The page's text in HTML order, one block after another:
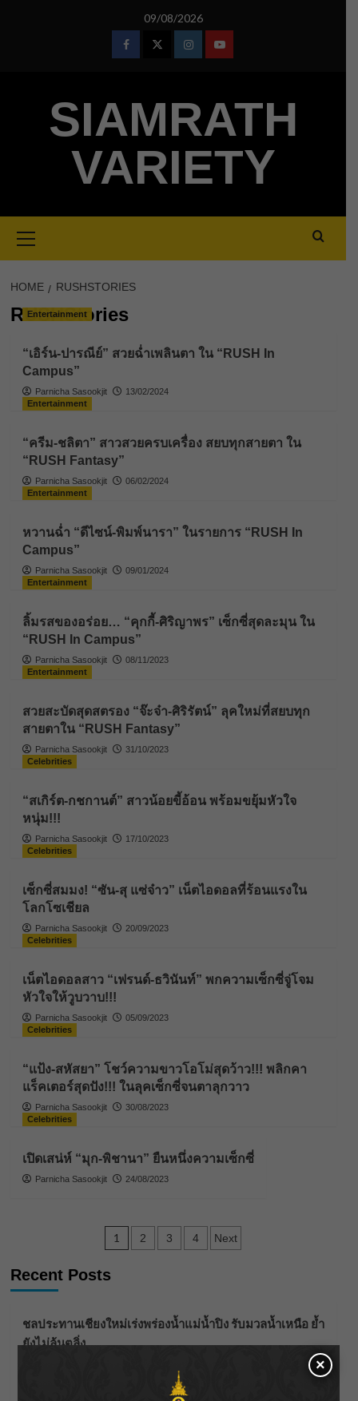
09/08/2026
FacebookTwitterInstagramYoutube
SIAMRATH
VARIETY
Menu
HOME RUSHSTORIES
RUSHStories
Entertainment
“เอิร์น-ปารณีย์” สวยฉ่ำเพลินตา ใน “RUSH In
Campus”
Parnicha Sasookjit
13/02/2024
Entertainment
“ครีม-ชลิตา” สาวสวยครบเครื่อง สยบทุกสายตา ใน
“RUSH Fantasy”
Parnicha Sasookjit
06/02/2024
Entertainment
หวานฉ่ำ “ดีไซน์-พิมพ์นารา” ในรายการ “RUSH In
Campus”
Parnicha Sasookjit
09/01/2024
Entertainment
ลิ้มรสของอร่อย… “คุกกี้-ศิริญาพร” เซ็กซี่สุดละมุน ใน
“RUSH In Campus”
Parnicha Sasookjit
08/11/2023
Entertainment
สวยสะบัดสุดสตรอง “จ๊ะจ๋า-ศิริรัตน์” ลุคใหม่ที่สยบทุก
สายตาใน “RUSH Fantasy”
Parnicha Sasookjit
31/10/2023
Celebrities
“สเกิร์ต-กชกานต์” สาวน้อยขี้อ้อน พร้อมขยุ้มหัวใจ
หนุ่ม!!!
Parnicha Sasookjit
17/10/2023
Celebrities
เซ็กซี่สมมง! “ซัน-สุ แซ่จ๋าว” เน็ตไอดอลที่ร้อนแรงใน
โลกโซเชียล
Parnicha Sasookjit
20/09/2023
Celebrities
เน็ตไอดอลสาว “เฟรนด์-ธวินันท์” พกความเซ็กซี่จู่โจม
หัวใจให้วูบวาบ!!!
Parnicha Sasookjit
05/09/2023
Celebrities
“แป้ง-สหัสยา” โชว์ความขาวโอโม่สุดว้าว!!! พลิกคา
แร็คเตอร์สุดปัง!!! ในลุคเซ็กซี่จนตาลุกวาว
Parnicha Sasookjit
30/08/2023
Celebrities
เปิดเสน่ห์ “มุก-พิชานา” ยืนหนึ่งความเซ็กซี่
Parnicha Sasookjit 24/08/2023
Posts
pagination
1 2 3 4 Next
Recent Posts
ชลประทานเชียงใหม่เร่งพร่องน้ำแม่น้ำปิง รับมวลน้ำเหนือ ย้ำ
ยังไม่ล้นตลิ่ง
ฟาดลุคใหม่! “แบม พิชญานิน” แดนซ์สับทุกจังหวะ ชวน
แฟนๆ แกะท่า #นอกจอนอกใจ
×